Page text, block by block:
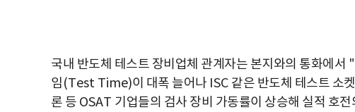
국내 반도체 테스트 장비업체 관계자는 본지와의 통화에서 "
임(Test Time)이 대폭 늘어나 ISC 같은 반도체 테스트 소
론 등 OSAT 기업들의 검사 장비 가동률이 상승해 실적 호